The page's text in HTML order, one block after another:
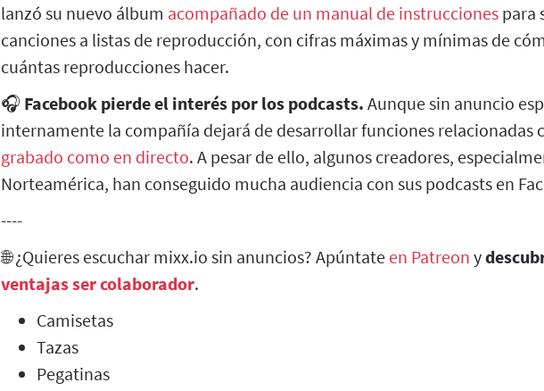
lanzó su nuevo álbum acompañado de un manual de instrucciones para
canciones a listas de reproducción, con cifras máximas y mínimas de
cuántas reproducciones hacer.
🎧 Facebook pierde el interés por los podcasts. Aunque sin anuncio
internamente la compañía dejará de desarrollar funciones relacionadas
grabado como en directo. A pesar de ello, algunos creadores,
Norteamérica, han conseguido mucha audiencia con sus podcasts en
----
🌐 ¿Quieres escuchar mixx.io sin anuncios? Apúntate en Patreon y
ventajas ser colaborador.
Camisetas
Tazas
Pegatinas